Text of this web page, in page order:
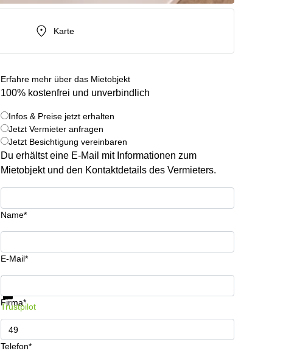
Karte
Erfahre mehr über das Mietobjekt
100% kostenfrei und unverbindlich
Infos & Preise jetzt erhalten
Jetzt Vermieter anfragen
Jetzt Besichtigung vereinbaren
Du erhältst eine E-Mail mit Informationen zum
Mietobjekt und den Kontaktdetails des Vermieters.
Name*
E-Mail*
Firma*
Telefon*
Infos & Preise jetzt erhalten
Trustpilot